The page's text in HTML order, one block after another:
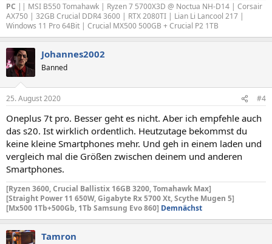
PC || MSI B550 Tomahawk | Ryzen 7 5700X3D @ Noctua NH-D14 | Corsair
AX750 | 32GB Crucial DDR4 3600 | RTX 2080TI | Lian Li Lancool 217 |
Windows 11 Pro 64Bit | Crucial MX500 500GB + Crucial P2 1TB
Johannes2002
Banned
25. August 2020 #4
Oneplus 7t pro. Besser geht es nicht. Aber ich empfehle auch
das s20. Ist wirklich ordentlich. Heutzutage bekommst du
keine kleine Smartphones mehr. Und geh in einem laden und
vergleich mal die Größen zwischen deinem und anderen
Smartphones.
[Ryzen 3600, Crucial Ballistix 16GB 3200, Tomahawk Max]
[Straight Power 11 650W, Gigabyte Rx 5700 Xt,Scythe Mugen 5]
[Mx500 1Tb+500Gb, 1Tb Samsung Evo 860] Demnächst
Tamron